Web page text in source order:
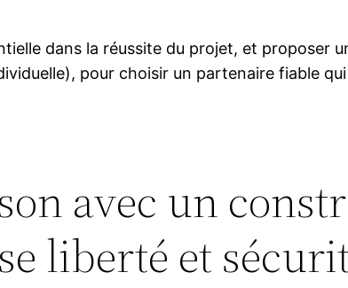
dans la réussite du projet, et proposer
pour choisir un partenaire fiable qui
avec un
liberté et